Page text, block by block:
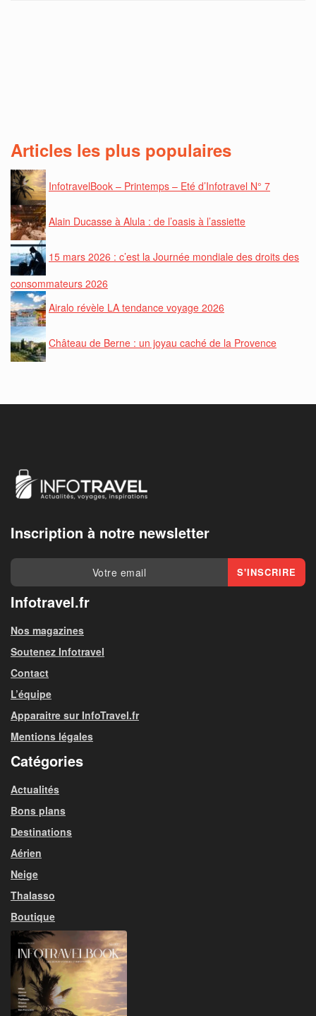
Articles les plus populaires
InfotravelBook – Printemps – Eté d’Infotravel N° 7
Alain Ducasse à Alula : de l’oasis à l’assiette
15 mars 2026 : c’est la Journée mondiale des droits des
consommateurs 2026
Airalo révèle LA tendance voyage 2026
Château de Berne : un joyau caché de la Provence
Inscription à notre newsletter
Infotravel.fr
Nos magazines
Soutenez Infotravel
Contact
L’équipe
Apparaitre sur InfoTravel.fr
Mentions légales
Catégories
Actualités
Bons plans
Destinations
Aérien
Neige
Thalasso
Boutique